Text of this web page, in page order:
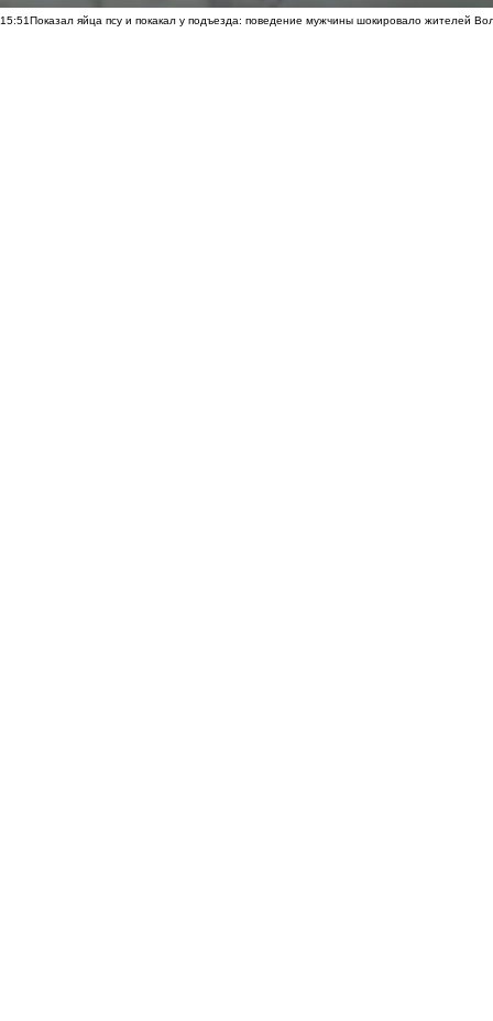
15:51Показал яйца псу и покакал у подъезда: поведение мужчины шокировало жителей